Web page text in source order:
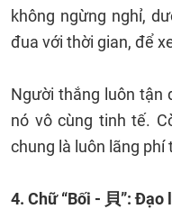
không ngừng nghỉ,
đua với thời gian, để
Người thắng luôn tận
nó vô cùng tinh tế.
chung là luôn lãng phí
4. Chữ “Bối - 貝”: